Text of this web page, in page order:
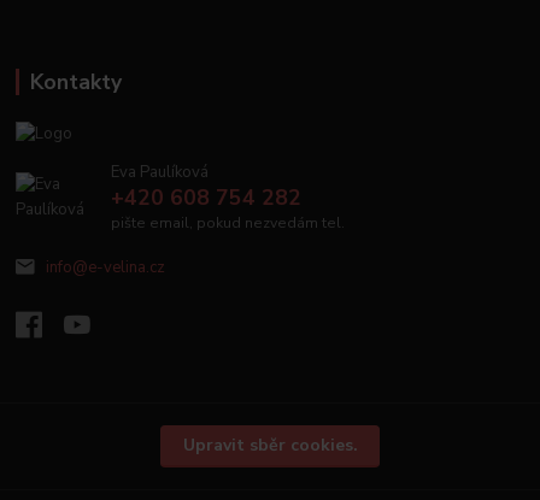
Kontakty
Eva Paulíková
+420 608 754 282
pište email, pokud nezvedám tel.
info@e-velina.cz
Upravit sběr cookies.